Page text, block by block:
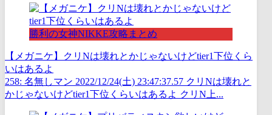
勝利の女神NIKKE攻略まとめ
【メガニケ】クリNは壊れとかじゃないけどtier1下位くら
いはあるよ
258: 名無しマン 2022/12/24(土) 23:47:37.57 クリNは壊れと
かじゃないけどtier1下位くらいはあるよ クリN上...